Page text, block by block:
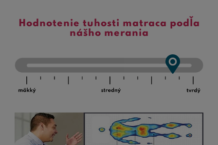
Hodnotenie tuhosti matraca podľa
nášho merania